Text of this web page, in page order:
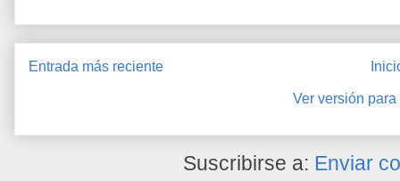
Entrada más reciente
Ver versión
Suscribirse a: Enviar